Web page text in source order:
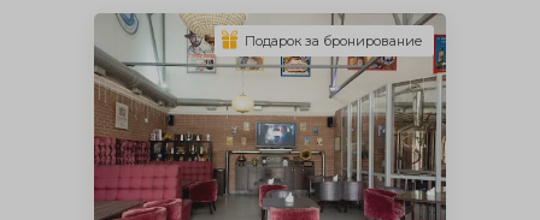
Подарок за бронирование